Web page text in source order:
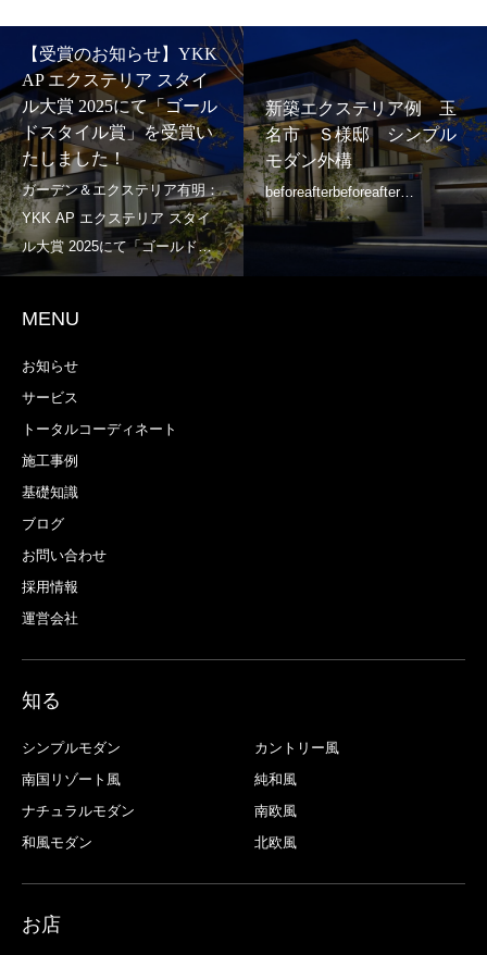
【受賞のお知らせ】YKK
AP エクステリア スタイ
ル大賞 2025にて「ゴール
ドスタイル賞」を受賞い
たしました！
新築エクステリア例 玉
名市 Ｓ様邸 シンプル
モダン外構
MENU
お知らせ
サービス
トータルコーディネート
施工事例
基礎知識
ブログ
お問い合わせ
採用情報
運営会社
知る
シンプルモダン
カントリー風
南国リゾート風
純和風
ナチュラルモダン
南欧風
和風モダン
北欧風
お店